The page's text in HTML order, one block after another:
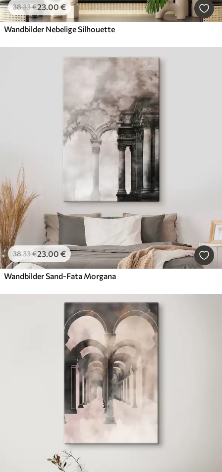
38.33€23.00 €
Wandbilder Nebelige Silhouette
38.33€23.00 €
Wandbilder Sand-Fata Morgana